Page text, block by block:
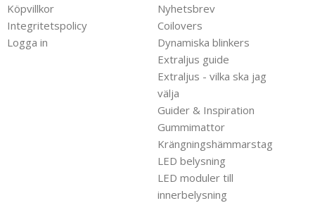
Köpvillkor
Integritetspolicy
Logga in
Nyhetsbrev
Coilovers
Dynamiska blinkers
Extraljus guide
Extraljus - vilka ska jag
välja
Guider & Inspiration
Gummimattor
Krängningshämmarstag
LED belysning
LED moduler till
innerbelysning